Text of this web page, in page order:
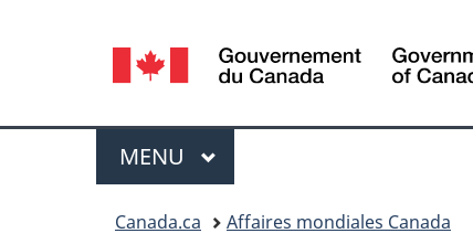
Sélection
de
la
langue
Menu
MENU PRINCIPAL
Canada.ca Affaires mondiales Canada